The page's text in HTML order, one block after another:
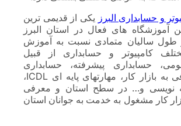
و حسابداری البرز یکی از قدیمی ترین
آموزشگاه های فعال در استان البرز
طول سالیان متمادی نسبت به آموزش
کامپیوتر و حسابداری از قبیل
حسابداری پیشرفته، حسابداری
مخصوص معرفی به بازار کار، مهارتهای پایه ای ICDL،
نویسی و… در سطح استان و معرفی
کار مشغول به خدمت به جوانان استان